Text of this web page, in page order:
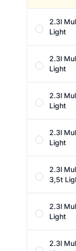
2.3l
Light
2.3l
Light
2.3l
Light
2.3l
Light
2.3l
3,5t
2.3l
Light
2.3l